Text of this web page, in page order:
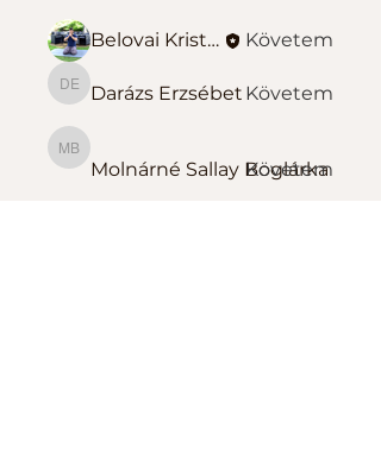
Belovai Kristóf Sportedző Követem
Darázs Erzsébet
Darázs Erzsébet Követem
Molnárné Sallay Boglárka
Molnárné Sallay Boglárka
Követem